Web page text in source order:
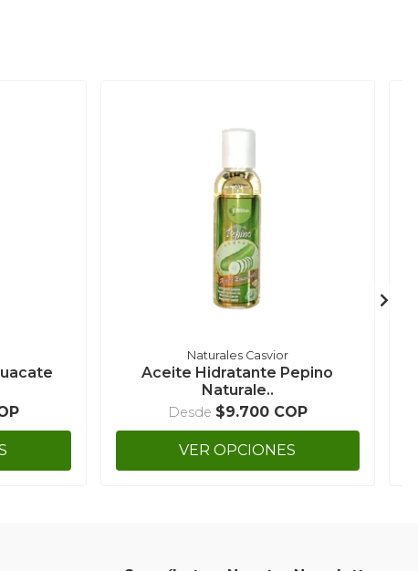
Naturales Casvior
Aceite Hidratante Pepino
Naturale..
Desde $9.700 COP
VER OPCIONES